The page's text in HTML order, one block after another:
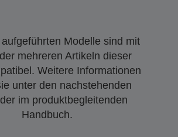
Modelle sind mit
mehreren Artikeln dieser
Weitere Informationen
unter den nachstehenden
im produktbegleitenden
Handbuch.